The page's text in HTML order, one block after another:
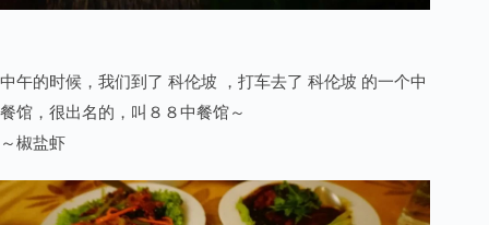
中午的时候，我们到了 科伦坡 ，打车去了 科伦坡 的一个中
餐馆，很出名的，叫８８中餐馆～
～椒盐虾